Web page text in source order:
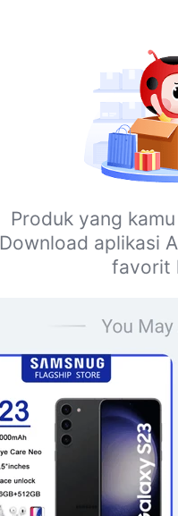
Produk yang
Download aplikasi
favorit